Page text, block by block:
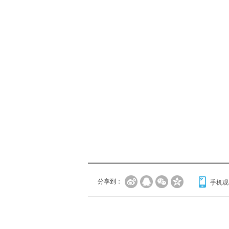
分享到： 手机